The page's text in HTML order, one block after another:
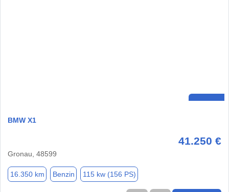
BMW X1
41.250 €
Gronau, 48599
16.350 km Benzin 115 kw (156 PS)